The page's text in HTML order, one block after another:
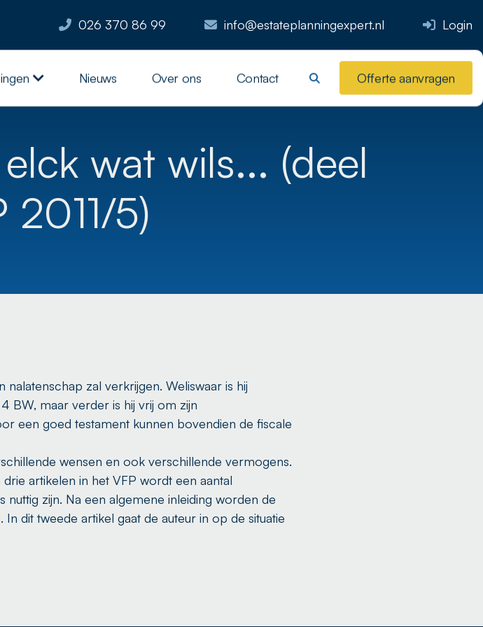
Nieuws Over ons Contact Offerte aanvragen
026 370 86 99 info@estateplanningexpert.nl Login
wat wils... (deel
2011/5)
zal verkrijgen. Weliswaar is hij
BW, maar verder is hij vrij om zijn
een goed testament kunnen bovendien de fiscale
wensen en ook verschillende vermogens.
artikelen in het VFP wordt een aantal
nuttig zijn. Na een algemene inleiding worden de
dit tweede artikel gaat de auteur in op de situatie